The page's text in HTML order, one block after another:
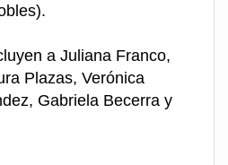
a Juliana Franco,
Plazas, Verónica
Gabriela Becerra y